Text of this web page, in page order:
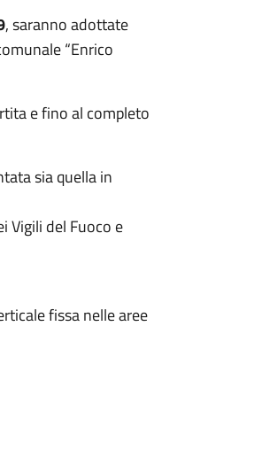
, saranno adottate
“Enrico
e fino al completo
sia quella in
Vigili del Fuoco e
fissa nelle aree